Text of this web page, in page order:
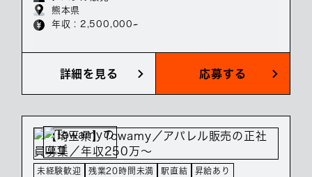
熊本県
年収 : 2,500,000~
詳細を見る 応募する
未経験歓迎 残業20時間未満 駅直結
昇給あり